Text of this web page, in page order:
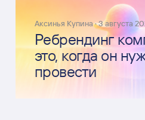
Аксинья Купина·3 августа
Ребрендинг
это, когда он
провести